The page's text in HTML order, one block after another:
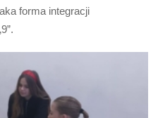
forma integracji